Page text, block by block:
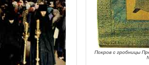
Покров с гробницы